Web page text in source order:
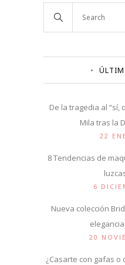
De la tragedia al “sí,
Mila tras la
22
8 Tendencias de
6
Nueva colección
20
¿Casarte con gafas o